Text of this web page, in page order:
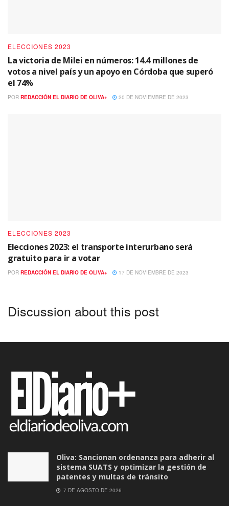
ELECCIONES 2023
La victoria de Milei en números: 14.4 millones de
votos a nivel país y un apoyo en Córdoba que superó
el 74%
POR REDACCIÓN EL DIARIO DE OLIVA+ 20 DE NOVIEMBRE DE 2023
ELECCIONES 2023
Elecciones 2023: el transporte interurbano será
gratuito para ir a votar
POR REDACCIÓN EL DIARIO DE OLIVA+ 17 DE NOVIEMBRE DE 2023
Discussion about this post
Oliva: Sancionan ordenanza para adherir al
sistema SUATS y optimizar la gestión de
patentes y multas de tránsito
7 DE AGOSTO DE 2026